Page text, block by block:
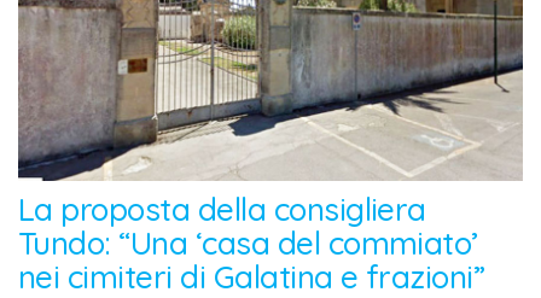
La proposta della consigliera
Tundo: “Una ‘casa del commiato’
nei cimiteri di Galatina e frazioni”